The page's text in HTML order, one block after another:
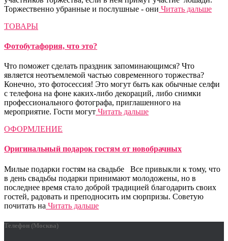
Торжественно убранные и послушные - они Читать дальше
ТОВАРЫ
Фотобутафория, что это?
Что поможет сделать праздник запоминающимся? Что
является неотъемлемой частью современного торжества?
Конечно, это фотосессия! Это могут быть как обычные селфи
с телефона на фоне каких-либо декораций, либо снимки
профессионального фотографа, приглашенного на
мероприятие. Гости могут Читать дальше
ОФОРМЛЕНИЕ
Оригинальный подарок гостям от новобрачных
Милые подарки гостям на свадьбе Все привыкли к тому, что
в день свадьбы подарки принимают молодожены, но в
последнее время стало доброй традицией благодарить своих
гостей, радовать и преподносить им сюрпризы. Советую
почитать на Читать дальше
Телефон (Москва)